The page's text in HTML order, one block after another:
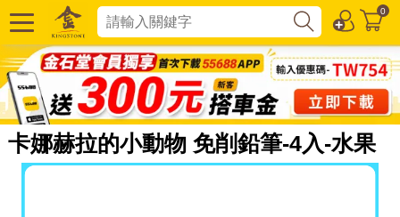
0
卡娜赫拉的小動物 免削鉛筆-4入-水果